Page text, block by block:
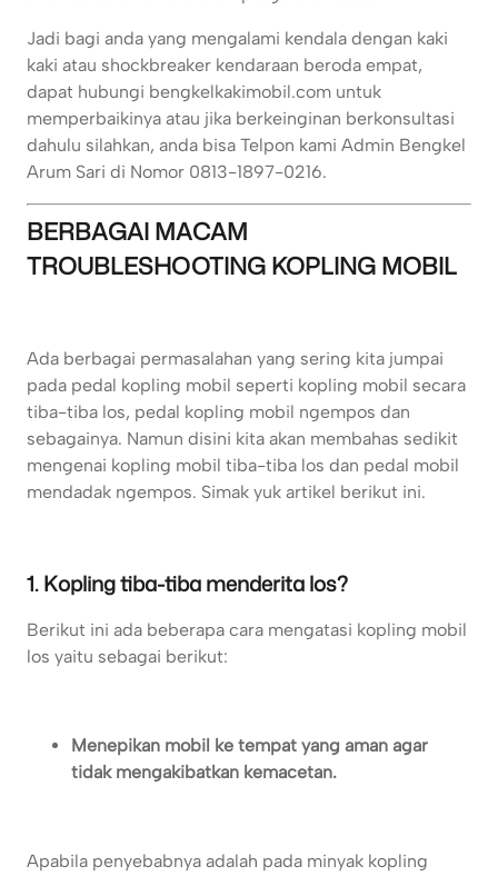
Jadi bagi anda yang mengalami kendala dengan kaki
kaki atau shockbreaker kendaraan beroda empat,
dapat hubungi bengkelkakimobil.com untuk
memperbaikinya atau jika berkeinginan berkonsultasi
dahulu silahkan, anda bisa Telpon kami Admin Bengkel
Arum Sari di Nomor 0813-1897-0216.
BERBAGAI MACAM
TROUBLESHOOTING KOPLING MOBIL
Ada berbagai permasalahan yang sering kita jumpai
pada pedal kopling mobil seperti kopling mobil secara
tiba-tiba los, pedal kopling mobil ngempos dan
sebagainya. Namun disini kita akan membahas sedikit
mengenai kopling mobil tiba-tiba los dan pedal mobil
mendadak ngempos. Simak yuk artikel berikut ini.
1. Kopling tiba-tiba menderita los?
Berikut ini ada beberapa cara mengatasi kopling mobil
los yaitu sebagai berikut:
Menepikan mobil ke tempat yang aman agar
tidak mengakibatkan kemacetan.
Apabila penyebabnya adalah pada minyak kopling